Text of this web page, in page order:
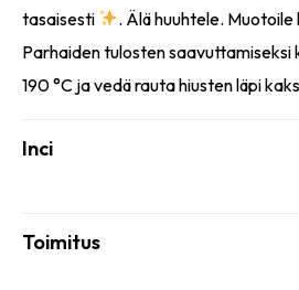
tasaisesti
. Älä huuhtele.
Parhaiden tulosten saavuttamiseksi
190 °C ja vedä rauta hiusten läpi
Inci
Toimitus